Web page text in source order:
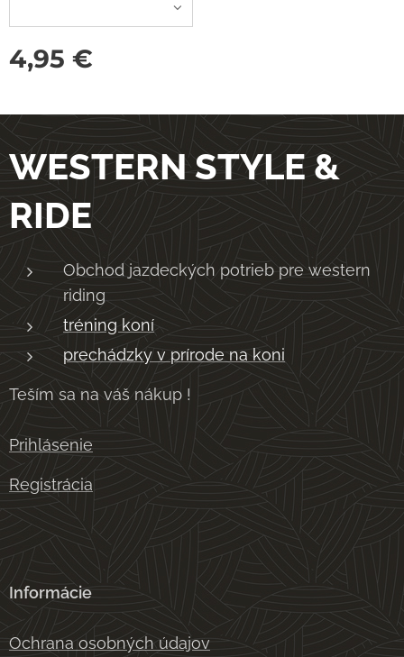
4,95 €
WESTERN STYLE &
RIDE
Obchod jazdeckých potrieb pre western
riding
tréning koní
prechádzky v prírode na koni
Teším sa na váš nákup !
Prihlásenie
Registrácia
Informácie
Ochrana osobných údajov